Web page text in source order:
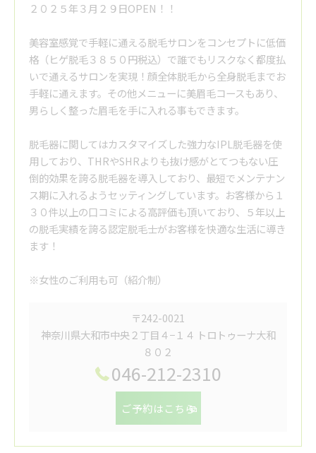
２０２５年３月２９日OPEN！！
美容室感覚で手軽に通える脱毛サロンをコンセプトに低価
格（ヒゲ脱毛３８５０円税込）で誰でもリスクなく都度払
いで通えるサロンを実現！顔全体脱毛から全身脱毛までお
手軽に通えます。その他メニューに美眉毛コースもあり、
男らしく整った眉毛を手に入れる事もできます。
脱毛器に関してはカスタマイズした強力なIPL脱毛器を使
用しており、THRやSHRよりも抜け感がとてつもない圧
倒的効果を誇る脱毛器を導入しており、最短でメンテナン
ス期に入れるようセッティングしています。お客様から１
３０件以上の口コミによる高評価も頂いており、５年以上
の脱毛実績を誇る認定脱毛士がお客様を快適な生活に導き
ます！
※女性のご利用も可（紹介制）
〒242-0021
神奈川県大和市中央２丁目４−１４ トロトゥーナ大和
８０２
046-212-2310
ご予約はこちら